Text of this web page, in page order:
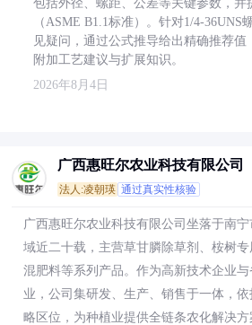
包括外径、螺距、公差等关键参数，并
（ASME B1.1标准）。针对1/4-36UNS
见疑问，通过公式推导给出精确推荐值
附加工艺建议与扩展知识。
2026年8月4日
广西惠旺尔农业科技有限公司
法人:凌朝瑛 通过真实性核验
广西惠旺尔农业科技有限公司坐落于南
域近二十载，主营草甘膦除草剂、桉树
混肥料等系列产品。作为高新技术企业
业，公司集研发、生产、销售于一体，
略区位，为种植业提供全链条农化解决